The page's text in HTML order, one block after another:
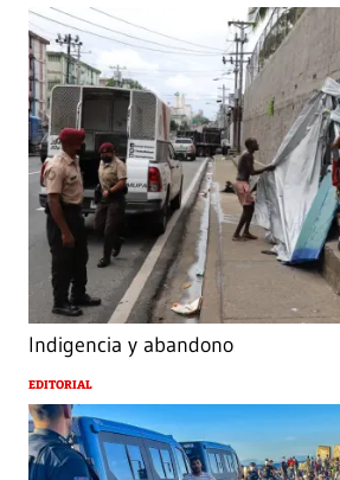
Indigencia y abandono
EDITORIAL